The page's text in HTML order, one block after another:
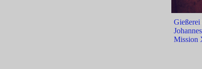
Gießerei
Mission